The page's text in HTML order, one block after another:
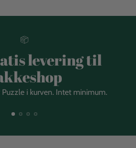
levering til
i kurven. Intet minimum.